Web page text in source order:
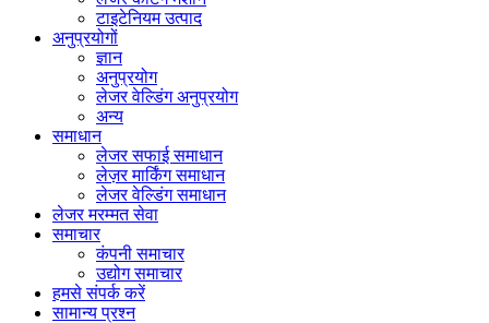
टाइटेनियम उत्पाद
अनुप्रयोगों
ज्ञान
अनुप्रयोग
लेजर वेल्डिंग अनुप्रयोग
अन्य
समाधान
लेजर सफाई समाधान
लेज़र मार्किंग समाधान
लेजर वेल्डिंग समाधान
लेजर मरम्मत सेवा
समाचार
कंपनी समाचार
उद्योग समाचार
हमसे संपर्क करें
सामान्य प्रश्न